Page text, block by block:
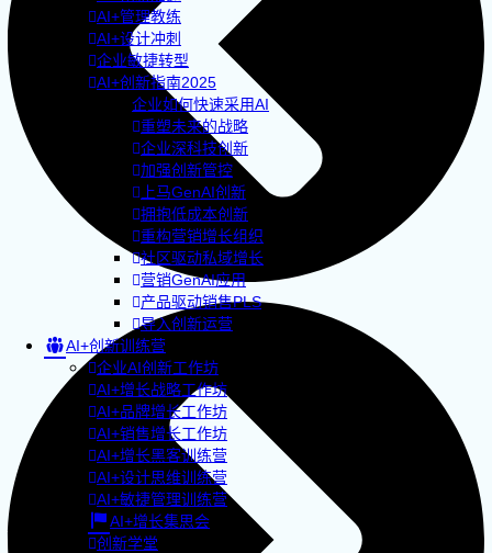
AI+管理教练
AI+设计冲刺
企业敏捷转型
AI+创新指南2025
企业如何快速采用AI
重塑未来的战略
企业深科技创新
加强创新管控
上马GenAI创新
拥抱低成本创新
重构营销增长组织
社区驱动私域增长
营销GenAI应用
产品驱动销售PLS
导入创新运营
AI+创新训练营
企业AI创新工作坊
AI+增长战略工作坊
AI+品牌增长工作坊
AI+销售增长工作坊
AI+增长黑客训练营
AI+设计思维训练营
AI+敏捷管理训练营
AI+增长集思会
创新学堂